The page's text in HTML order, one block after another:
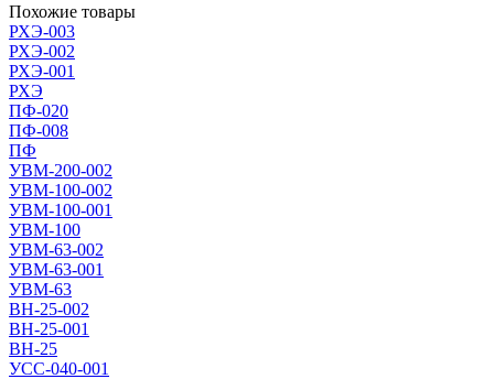
Похожие товары
РХЭ-003
РХЭ-002
РХЭ-001
РХЭ
ПФ-020
ПФ-008
ПФ
УВМ-200-002
УВМ-100-002
УВМ-100-001
УВМ-100
УВМ-63-002
УВМ-63-001
УВМ-63
ВН-25-002
ВН-25-001
ВН-25
УСС-040-001